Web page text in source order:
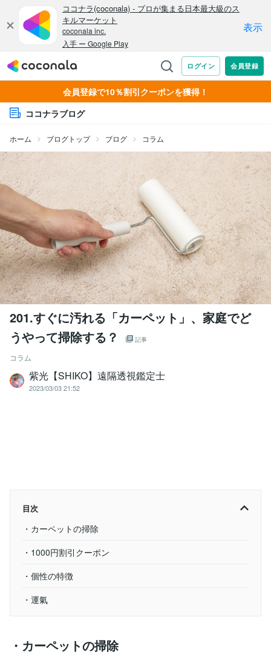
会員登録で10％割引クーポンを獲得！
ココナラブログ
ホーム ブログトップ ブログ コラム
201.すぐに汚れる「カーペット」、家庭でど
うやって掃除する？
記事
コラム
紫光【SHIKO】遠隔透視鑑定士
2023/03/03 21:52
目次
・カーペットの掃除
・1000円割引クーポン
・個性の特徴
・運氣
・カーペットの掃除